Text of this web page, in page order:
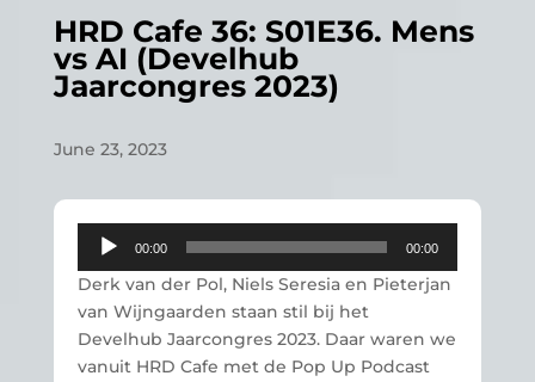
HRD Cafe 36: S01E36. Mens
vs AI (Develhub
Jaarcongres 2023)
June 23, 2023
Audio
00:00 00:00
Derk van der Pol, Niels Seresia en Pieterjan
van Wijngaarden staan stil bij het
Develhub Jaarcongres 2023. Daar waren we
vanuit HRD Cafe met de Pop Up Podcast